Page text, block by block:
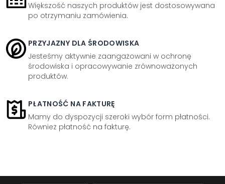
Większość naszych produktów jest dostosowywana
po otrzymaniu zamówienia.
PRZYJAZNY DLA ŚRODOWISKA
Jesteśmy aktywnie zaangażowani w ochronę
środowiska i opracowywanie zrównoważonych
produktów.
PŁATNOŚĆ NA FAKTURĘ
Mamy do dyspozycji szeroki wybór form płatności.
Również płatność na fakturę.